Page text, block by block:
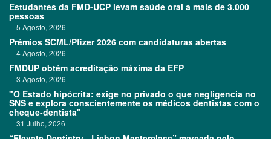
Estudantes da FMD-UCP levam saúde oral a mais de 3.000
pessoas
5 Agosto, 2026
Prémios SCML/Pfizer 2026 com candidaturas abertas
4 Agosto, 2026
FMDUP obtém acreditação máxima da EFP
3 Agosto, 2026
"O Estado hipócrita: exige no privado o que negligencia no
SNS e explora conscientemente os médicos dentistas com o
cheque-dentista"
31 Julho, 2026
“Elevate Dentistry - Lisbon Masterclass” marcada pelo